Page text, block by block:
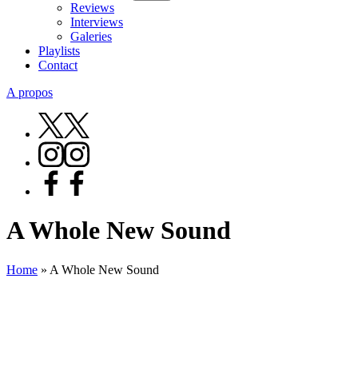
Reviews
Interviews
Galeries
Playlists
Contact
A propos
X
Instagram
Facebook
A Whole New Sound
Home » A Whole New Sound